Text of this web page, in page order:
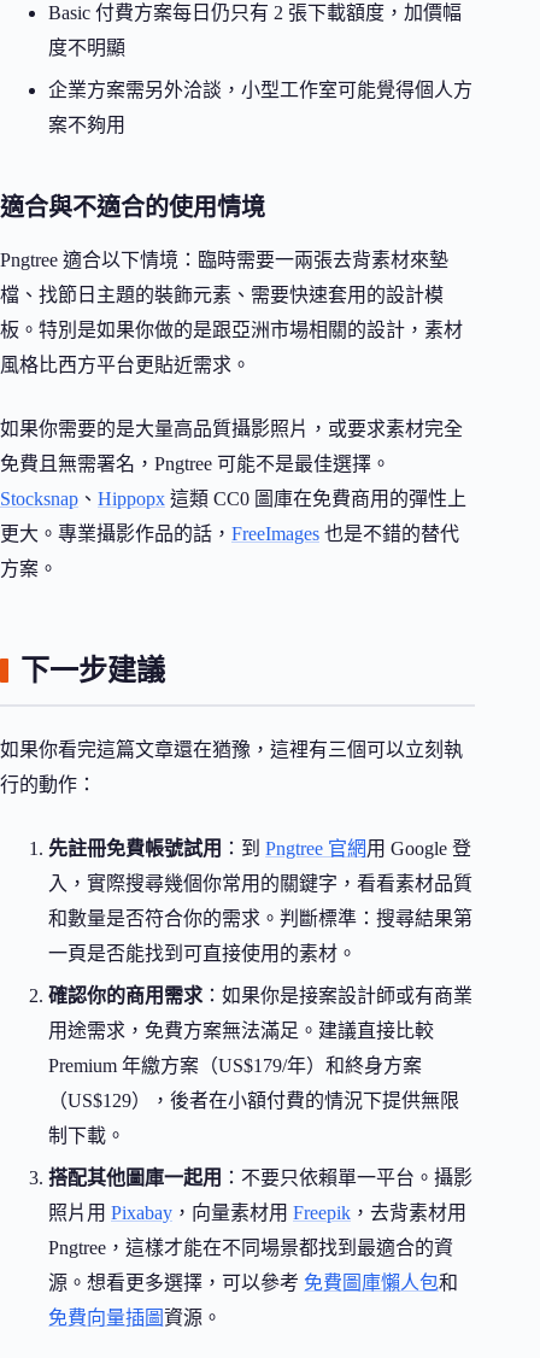
Basic 付費方案每日仍只有 2 張下載額度，加價幅
度不明顯
企業方案需另外洽談，小型工作室可能覺得個人方
案不夠用
適合與不適合的使用情境
Pngtree 適合以下情境：臨時需要一兩張去背素材來墊
檔、找節日主題的裝飾元素、需要快速套用的設計模
板。特別是如果你做的是跟亞洲市場相關的設計，素材
風格比西方平台更貼近需求。
如果你需要的是大量高品質攝影照片，或要求素材完全
免費且無需署名，Pngtree 可能不是最佳選擇。
Stocksnap 、 Hippopx 這類 CC0 圖庫在免費商用的彈性上
更大。專業攝影作品的話， FreeImages 也是不錯的替代
方案。
下一步建議
如果你看完這篇文章還在猶豫，這裡有三個可以立刻執
行的動作：
先註冊免費帳號試用 ：到 Pngtree 官網用 Google 登
入，實際搜尋幾個你常用的關鍵字，看看素材品質
和數量是否符合你的需求。判斷標準：搜尋結果第
一頁是否能找到可直接使用的素材。
確認你的商用需求 ：如果你是接案設計師或有商業
用途需求，免費方案無法滿足。建議直接比較
Premium 年繳方案（US$179/年）和終身方案
（US$129），後者在小額付費的情況下提供無限
制下載。
搭配其他圖庫一起用 ：不要只依賴單一平台。攝影
照片用 Pixabay ，向量素材用 Freepik ，去背素材用
Pngtree，這樣才能在不同場景都找到最適合的資
源。想看更多選擇，可以參考 免費圖庫懶人包和
免費向量插圖資源。